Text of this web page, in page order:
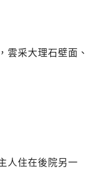
雲采大理石壁面、
人住在後院另一